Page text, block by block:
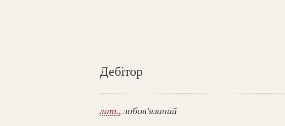
Дебітор
лат., зобов'язаний